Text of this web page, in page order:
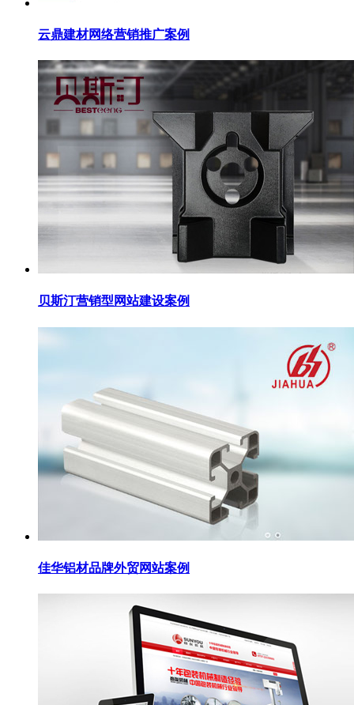
云鼎建材网络营销推广案例
贝斯汀营销型网站建设案例
佳华铝材品牌外贸网站案例